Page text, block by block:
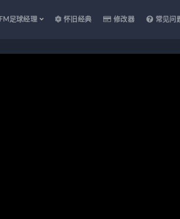
FM足球经理 怀旧经典 修改器 常见问